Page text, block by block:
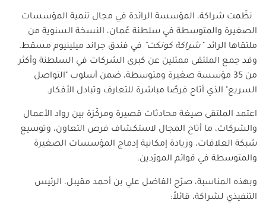
نظّمت شراكة، المؤسسة الرائدة في مجال تنمية المؤسسات
الصغيرة والمتوسطة في سلطنة عُمان، النسخة السنوية من
ملتقاها الرائد "شراكة كونكت"
في فندق جراند ميلينيوم مسقط.
وقد جمع الملتقى ممثلين عن كبرى الشركات في السلطنة وأكثر
من 35 مؤسسة صغيرة ومتوسطة، ضمن أسلوب "التواصل
السريع" الذي أتاح فرصًا مباشرة للتعارف وتبادل الأفكار.
اعتمد الملتقى صيغة محادثات قصيرة ومركّزة بين رواد الأعمال
والشركات، ما أتاح المجال لاستكشاف فرص التعاون، وتوسيع
شبكة العلاقات، وزيادة إمكانية إدماج المؤسسات الصغيرة
والمتوسطة في قوائم المورّدين.
وبهذه المناسبة، صرّح الفاضل علي بن أحمد مقيبل، الرئيس
التنفيذي لشراكة، قائلاً: